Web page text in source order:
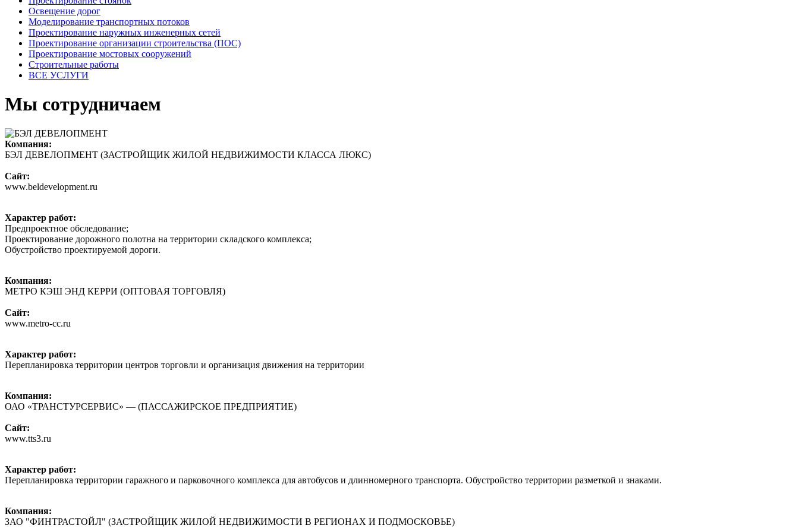
Освещение дорог
Моделирование транспортных потоков
Проектирование наружных инженерных сетей
Проектирование организации строительства (ПОС)
Проектирование мостовых сооружений
Строительные работы
ВСЕ УСЛУГИ
Мы сотрудничаем
Компания:
БЭЛ ДЕВЕЛОПМЕНТ (ЗАСТРОЙЩИК ЖИЛОЙ НЕДВИЖИМОСТИ КЛАССА ЛЮКС)
Сайт:
www.beldevelopment.ru
Характер работ:
Предпроектное обследование;
Проектирование дорожного полотна на территории складского комплекса;
Обустройство проектируемой дороги.
Компания:
МЕТРО КЭШ ЭНД КЕРРИ (ОПТОВАЯ ТОРГОВЛЯ)
Сайт:
www.metro-cc.ru
Характер работ:
Перепланировка территории центров торговли и организация движения на территории
Компания:
ОАО «ТРАНСТУРСЕРВИС» — (ПАССАЖИРСКОЕ ПРЕДПРИЯТИЕ)
Сайт:
www.tts3.ru
Характер работ:
Перепланировка территории гаражного и парковочного комплекса для автобусов и длинномерного транспорта. Обустройство территории разметкой и знаками.
Компания:
ЗАО "ФИНТРАСТОЙЛ" (ЗАСТРОЙЩИК ЖИЛОЙ НЕДВИЖИМОСТИ В РЕГИОНАХ И ПОДМОСКОВЬЕ)